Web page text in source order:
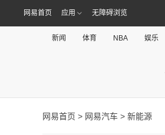
网易首页 应用 无障碍浏览
新闻 体育 NBA 娱乐
网易首页 > 网易汽车 > 新能源